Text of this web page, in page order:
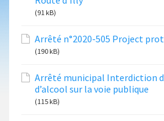
(91 kB)
Arrêté n°2020-505 Project
(190 kB)
Arrêté municipal Interdiction
d’alcool sur la voie publique
(115 kB)